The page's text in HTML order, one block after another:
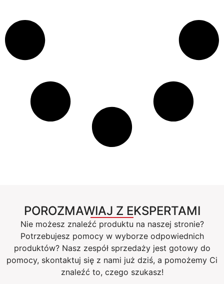
POROZMAWIAJ Z EKSPERTAMI
Nie możesz znaleźć produktu na naszej stronie?
Potrzebujesz pomocy w wyborze odpowiednich
produktów? Nasz zespół sprzedaży jest gotowy do
pomocy, skontaktuj się z nami już dziś, a pomożemy Ci
znaleźć to, czego szukasz!